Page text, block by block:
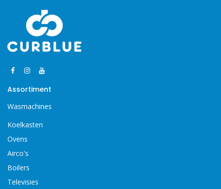
Assortiment
Wasmachines
Koelkasten
Ovens
Airco's
Boilers
Televisies